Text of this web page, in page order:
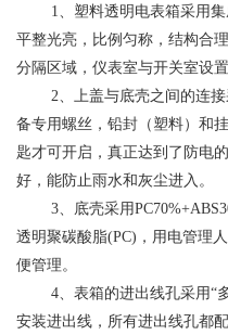
​1、塑料透明电表箱采用集
平整光亮，比例匀称，结构合
分隔区域，仪表室与开关室设
​2、上盖与底壳之间的连接
备专用螺丝，铅封（塑料）和
匙才可开启，真正达到了防电
好，能防止雨水和灰尘进入。
​3、底壳采用
透明聚碳酸脂(PC)，用电管理
便管理。
​4、表箱的进出线孔采用“多
安装进出线，所有进出线孔都